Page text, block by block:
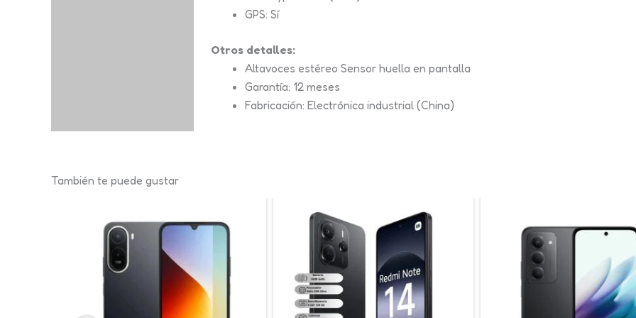
GPS: Sí
Otros detalles:
Altavoces estéreo Sensor huella en pantalla
Garantía: 12 meses
Fabricación: Electrónica industrial (China)
También te puede gustar